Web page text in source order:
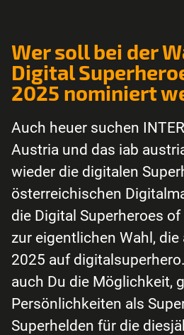
Wer soll bei der
Digital
2025 nominiert
Auch heuer suchen
Austria und das iab
wieder die digitalen
österreichischen
die Digital Superheroes
zur eigentlichen Wahl,
2025 auf
auch Du die Möglichkeit,
Persönlichkeiten als
Superhelden für die